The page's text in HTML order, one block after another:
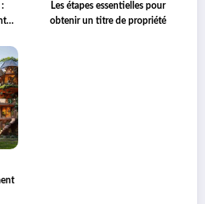
Les étapes essentielles pour
obtenir un titre de propriété